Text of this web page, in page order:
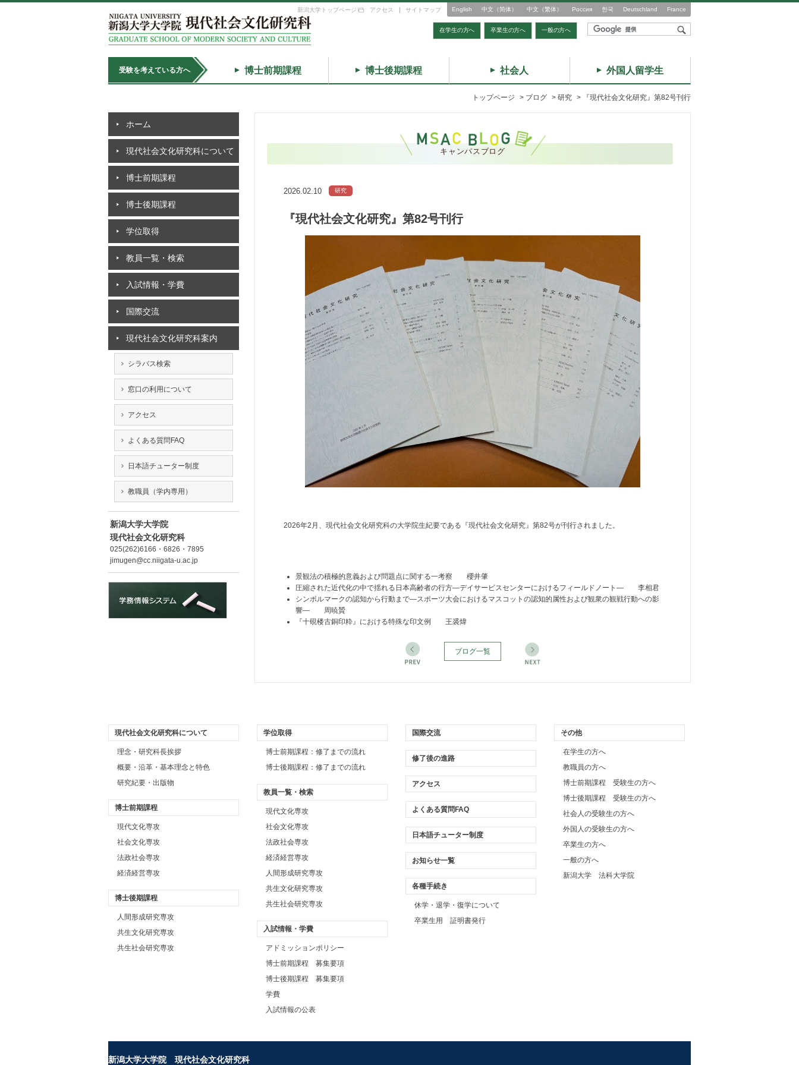
English 中文（简体） 中文（繁体） Россия 한국 Deutschland France
新潟大学トップページ アクセス サイトマップ
在学生の方へ 卒業生の方へ 一般の方へ
受験を考えている方へ 博士前期課程 博士後期課程 社会人 外国人留学生
トップページ > ブログ > 研究 > 『現代社会文化研究』第82号刊行
ホーム
現代社会文化研究科について
博士前期課程
博士後期課程
学位取得
教員一覧・検索
入試情報・学費
国際交流
現代社会文化研究科案内
シラバス検索
窓口の利用について
アクセス
よくある質問FAQ
日本語チューター制度
教職員（学内専用）
新潟大学大学院
現代社会文化研究科
025(262)6166・6826・7895
jimugen@cc.niigata-u.ac.jp
キャンパスブログ
2026.02.10 研究
『現代社会文化研究』第82号刊行
2026年2月、現代社会文化研究科の大学院生紀要である『現代社会文化研究』第82号が刊行されました。
景観法の積極的意義および問題点に関する一考察 櫻井肇
圧縮された近代化の中で揺れる日本高齢者の行方―デイサービスセンターにおけるフィールドノート― 李相君
シンボルマークの認知から行動まで―スポーツ大会におけるマスコットの認知的属性および観衆の観戦行動への影
響― 周暁贇
『十硯楼古銅印粋』における特殊な印文例 王裘煒
ブログ一覧
現代社会文化研究科について
理念・研究科長挨拶
概要・沿革・基本理念と特色
研究紀要・出版物
博士前期課程
現代文化専攻
社会文化専攻
法政社会専攻
経済経営専攻
博士後期課程
人間形成研究専攻
共生文化研究専攻
共生社会研究専攻
学位取得
博士前期課程：修了までの流れ
博士後期課程：修了までの流れ
教員一覧・検索
現代文化専攻
社会文化専攻
法政社会専攻
経済経営専攻
人間形成研究専攻
共生文化研究専攻
共生社会研究専攻
入試情報・学費
アドミッションポリシー
博士前期課程 募集要項
博士後期課程 募集要項
学費
入試情報の公表
国際交流
修了後の進路
アクセス
よくある質問FAQ
日本語チューター制度
お知らせ一覧
各種手続き
休学・退学・復学について
卒業生用 証明書発行
その他
在学生の方へ
教職員の方へ
博士前期課程 受験生の方へ
博士後期課程 受験生の方へ
社会人の受験生の方へ
外国人の受験生の方へ
卒業生の方へ
一般の方へ
新潟大学 法科大学院
新潟大学大学院 現代社会文化研究科